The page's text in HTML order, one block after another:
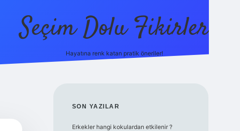
Seçim Dolu Fikirler
Hayatına renk katan pratik öneriler!
SIDEBAR
SON YAZILAR
Erkekler hangi kokulardan etkilenir ?